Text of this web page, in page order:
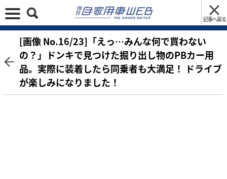
記事へ戻る
[画像 No.16/23]「えっ…みんな何で買わない
の？」ドンキで見つけた掘り出し物のPBカー用
品。実際に装着したら同乗者も大満足！ ドライブ
が楽しみになりました！